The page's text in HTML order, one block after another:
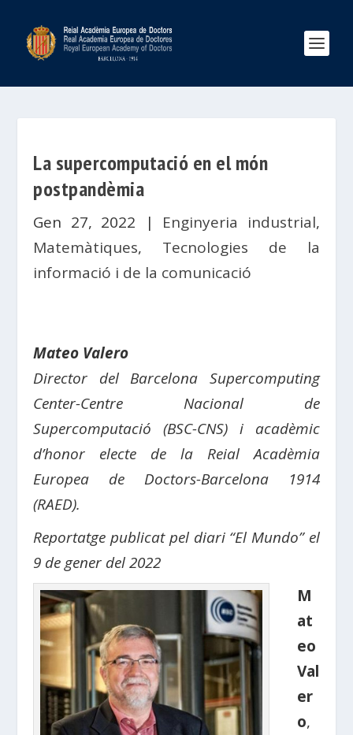
La supercomputació en el món
postpandèmia
Gen 27, 2022 | Enginyeria industrial,
Matemàtiques, Tecnologies de la
informació i de la comunicació
Mateo Valero
Director del Barcelona Supercomputing
Center-Centre Nacional de
Supercomputació (BSC-CNS) i acadèmic
d’honor electe de la Reial Acadèmia
Europea de Doctors-Barcelona 1914
(RAED).
Reportatge publicat pel diari “El Mundo” el
9 de gener del 2022
M
at
eo
Val
er
o,